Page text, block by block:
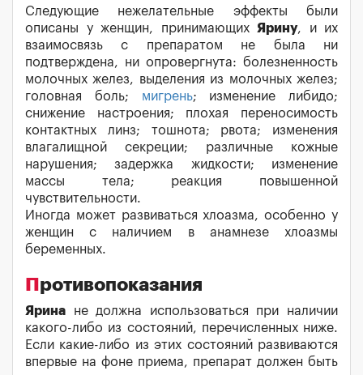
Следующие нежелательные эффекты были
описаны у женщин, принимающих Ярину, и их
взаимосвязь с препаратом не была ни
подтверждена, ни опровергнута: болезненность
молочных желез, выделения из молочных желез;
головная боль; мигрень; изменение либидо;
снижение настроения; плохая переносимость
контактных линз; тошнота; рвота; изменения
влагалищной секреции; различные кожные
нарушения; задержка жидкости; изменение
массы тела; реакция повышенной
чувствительности.
Иногда может развиваться хлоазма, особенно у
женщин с наличием в анамнезе хлоазмы
беременных.
Противопоказания
Ярина не должна использоваться при наличии
какого-либо из состояний, перечисленных ниже.
Если какие-либо из этих состояний развиваются
впервые на фоне приема, препарат должен быть